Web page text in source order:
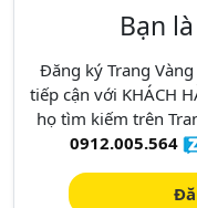
Bạn
Đăng ký Trang
tiếp cận với KHÁCH
họ tìm kiếm trên
0912.005.564